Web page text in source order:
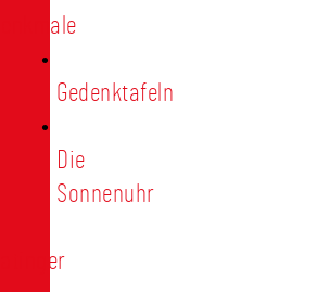
Denkmale
Gedenktafeln
Die
Sonnenuhr
Ratinger